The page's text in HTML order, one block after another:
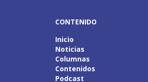
CONTENIDO
Inicio
Noticias
Columnas
Contenidos
Podcast